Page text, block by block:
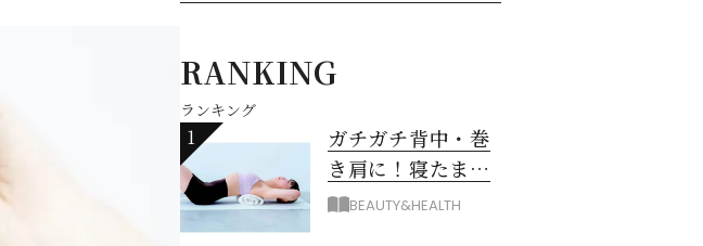
RANKING
ランキング
1
ガチガチ背中・巻
き肩に！寝たまま
バスタオル「おう
BEAUTY&HEALTH